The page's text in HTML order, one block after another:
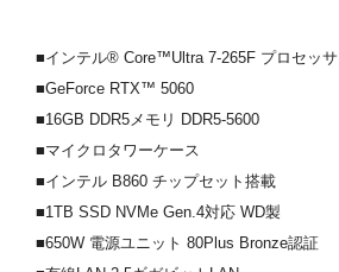
■インテル® Core™Ultra 7-265F プロセッサ
■GeForce RTX™ 5060
■16GB DDR5メモリ DDR5-5600
■マイクロタワーケース
■インテル B860 チップセット搭載
■1TB SSD NVMe Gen.4対応 WD製
■650W 電源ユニット 80Plus Bronze認証